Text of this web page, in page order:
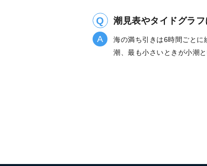
潮見表やタイドグラ
海の満ち引きは6時間ごとに
潮、最も小さいときが小潮